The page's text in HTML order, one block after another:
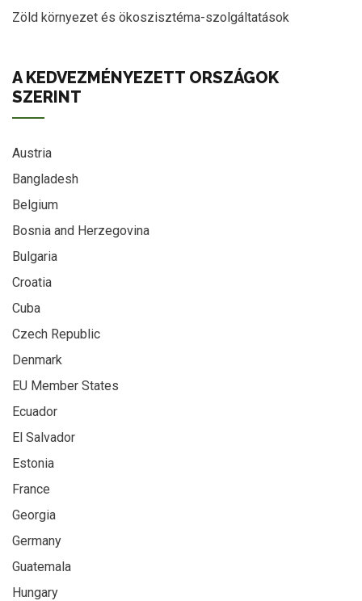
Zöld környezet és ökoszisztéma-szolgáltatások
A KEDVEZMÉNYEZETT ORSZÁGOK
SZERINT
Austria
Bangladesh
Belgium
Bosnia and Herzegovina
Bulgaria
Croatia
Cuba
Czech Republic
Denmark
EU Member States
Ecuador
El Salvador
Estonia
France
Georgia
Germany
Guatemala
Hungary